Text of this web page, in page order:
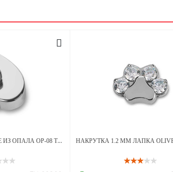
НАКРУТКА 1.2 СЕРДЦЕ ИЗ ОПАЛА OP-08 ТИТАН